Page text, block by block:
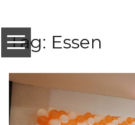
Tag: Essen